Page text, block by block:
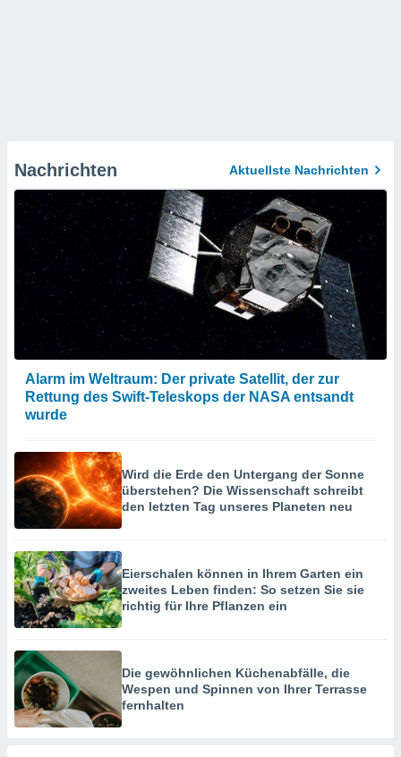
Nachrichten Aktuellste Nachrichten
Alarm im Weltraum: Der private Satellit, der zur
Rettung des Swift-Teleskops der NASA entsandt
wurde
Wird die Erde den Untergang der Sonne
überstehen? Die Wissenschaft schreibt
den letzten Tag unseres Planeten neu
Eierschalen können in Ihrem Garten ein
zweites Leben finden: So setzen Sie sie
richtig für Ihre Pflanzen ein
Die gewöhnlichen Küchenabfälle, die
Wespen und Spinnen von Ihrer Terrasse
fernhalten